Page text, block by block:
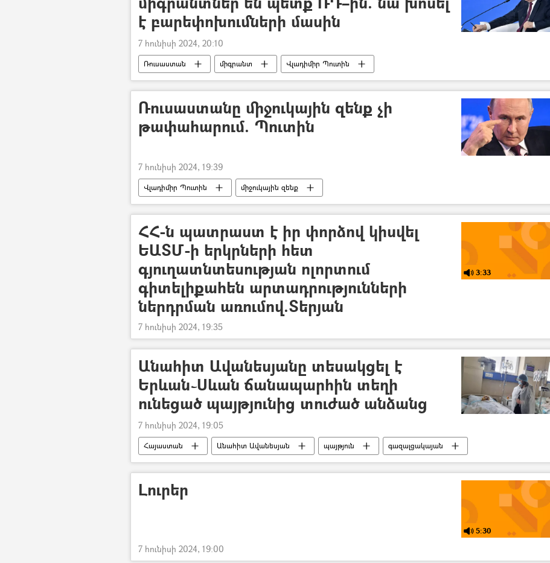
է բարեփոխումների մասին
7 հունիսի 2024, 20:10
Ռուսաստան միգրանտ Վլադիմիր Պուտին
Ռուսաստանը միջուկային զենք չի
թափահարում. Պուտին
7 հունիսի 2024, 19:39
Վլադիմիր Պուտին միջուկային զենք
ՀՀ-ն պատրաստ է իր փորձով կիսվել
ԵԱՏՄ-ի երկրների հետ
գյուղատնտեսության ոլորտում
գիտելիքահեն արտադրությունների
ներդրման առումով.Տերյան
3:33
7 հունիսի 2024, 19:35
Անահիտ Ավանեսյանը տեսակցել է
Երևան֊Սևան ճանապարհին տեղի
ունեցած պայթյունից տուժած անձանց
7 հունիսի 2024, 19:05
Հայաստան Անահիտ Ավանեսյան պայթյուն գազալցակայան
Լուրեր
5:30
7 հունիսի 2024, 19:00